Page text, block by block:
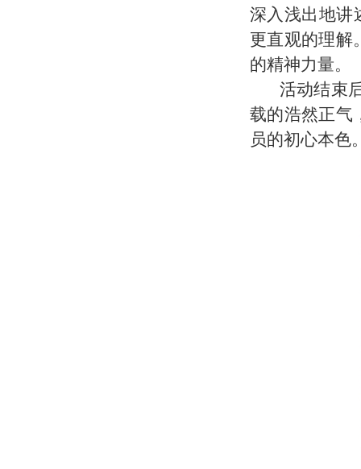
深入浅出地讲
更直观的理解
的精神力量。
活动结束
载的浩然正气
员的初心本色